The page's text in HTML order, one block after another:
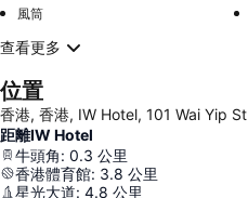
風筒
查看更多
位置
香港, 香港, IW Hotel, 101 Wai Yip St
距離IW Hotel
牛頭角: 0.3 公里
香港體育館: 3.8 公里
星光大道: 4.8 公里